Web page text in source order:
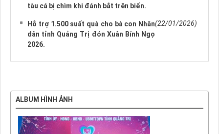
tàu cá bị chìm khi đánh bắt trên biển.
Hỗ trợ 1.500 suất quà cho bà con Nhân
dân tỉnh Quảng Trị đón Xuân Bính Ngọ
2026.
(22/01/2026)
ALBUM HÌNH ẢNH